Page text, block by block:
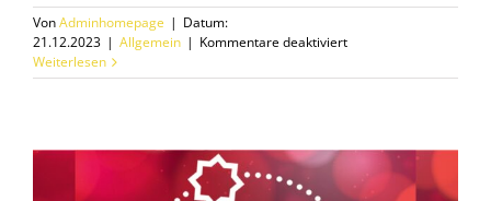
VonAdminhomepage | Datum:
21.12.2023 | Allgemein | Kommentare deaktiviertfür
Weihnachten
Rutsch
Weiterlesen